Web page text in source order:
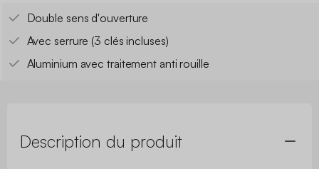
Double sens d'ouverture
Avec serrure (3 clés incluses)
Aluminium avec traitement anti rouille
Description du produit